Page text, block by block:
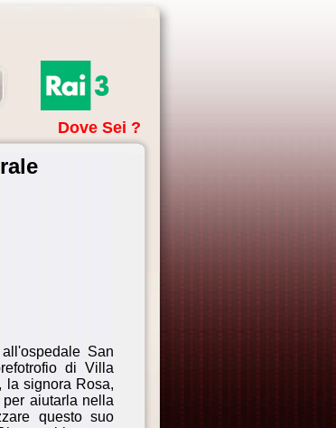
Dove Sei ?
San
di Villa
la signora Rosa,
aiutarla nella
questo suo